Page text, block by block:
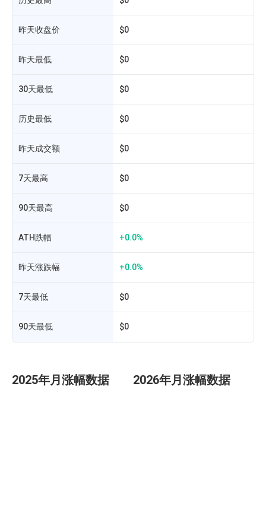
昨天收盘价 $0
昨天最低 $0
30天最低 $0
历史最低 $0
昨天成交额 $0
7天最高 $0
90天最高 $0
ATH跌幅 +0.0%
昨天涨跌幅 +0.0%
7天最低 $0
90天最低 $0
2025年月涨幅数据 2026年月涨幅数据